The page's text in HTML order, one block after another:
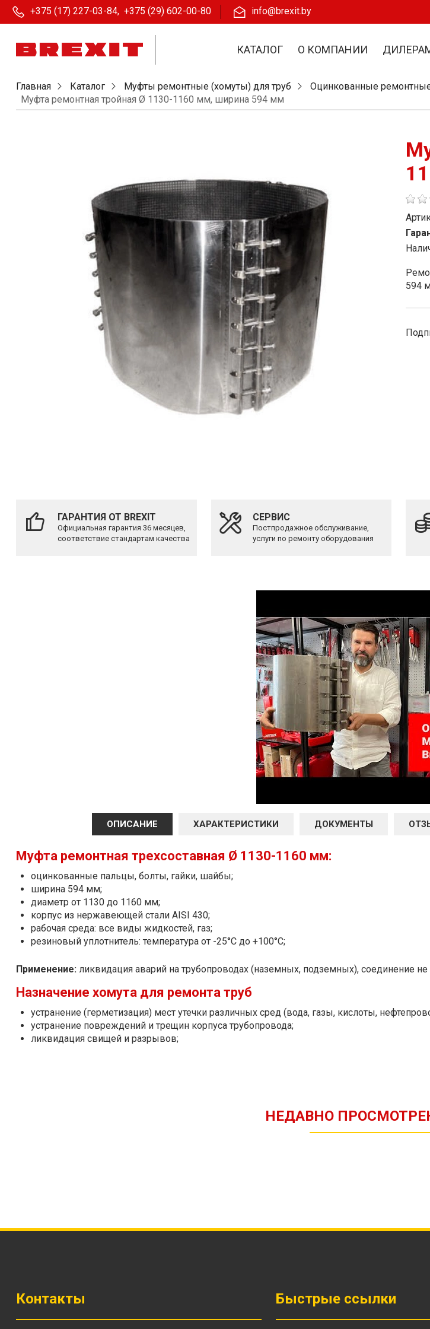
+375 (17) 227-03-84, +375 (29) 602-00-80 info@brexit.by
КАТАЛОГ О КОМПАНИИ
Главная Каталог Муфты ремонтные (хомуты) для труб Оцинкованные
Муфта ремонтная тройная Ø 1130-1160 мм, ширина 594 мм
594
ГАРАНТИЯ ОТ BREXIT
Официальная гарантия 36 месяцев,
соответствие стандартам качества
СЕРВИС
Постпродажное обслуживание,
услуги по ремонту оборудования
ОПИСАНИЕ ХАРАКТЕРИСТИКИ ДОКУМЕНТЫ
Муфта ремонтная трехсоставная Ø 1130-1160 мм:
оцинкованные пальцы, болты, гайки, шайбы;
ширина 594 мм;
диаметр от 1130 до 1160 мм;
корпус из нержавеющей стали AISI 430;
рабочая среда: все виды жидкостей, газ;
резиновый уплотнитель: температура от -25°С до +100°С;
Применение: ликвидация аварий на трубопроводах (наземных, подземных), соединение не
Назначение хомута для ремонта труб
устранение (герметизация) мест утечки различных сред (вода, газы, кислоты,
устранение повреждений и трещин корпуса трубопровода;
ликвидация свищей и разрывов;
НЕДАВНО
Контакты Быстрые ссылки